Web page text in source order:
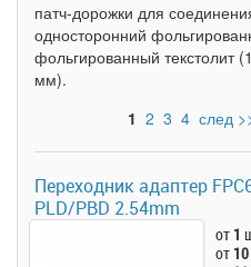
патч-дорожки для
односторонний
фольгированный текстолит
мм).
1 2 3 4 след
Переходник адаптер
PLD/PBD 2.54mm
от 1
от 10